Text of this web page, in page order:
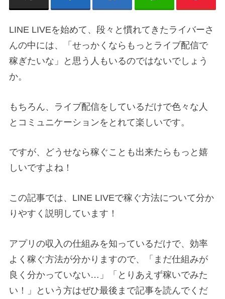
LINE LIVEを始めて、段々と慣れてきたライバーさ
んの中には、「せっかくならもっとライブ配信で
稼ぎたいな」と思う人もいるのではないでしょう
か。
もちろん、ライブ配信をしているだけで色々な人
とコミュニケーションをとれて楽しいです。
ですが、どうせなら稼ぐことも出来たらもっと嬉
しいですよね！
この記事では、LINE LIVEで稼ぐ方法について分か
りやすく説明しています！
アプリの収入の仕組みを知っているだけで、効率
よく稼ぐ方法が分かりますので、「まだ仕組みが
良く分かっていない…」「とりあえず稼いでみた
い！」という方はぜひ最後まで記事を読んでくだ